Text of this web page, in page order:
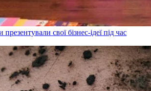
презентували свої бізнес-ідеї під час